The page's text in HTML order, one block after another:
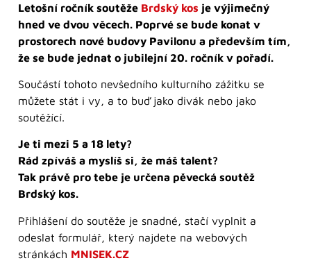
Letošní ročník soutěže Brdský kos je výjimečný
hned ve dvou věcech. Poprvé se bude konat v
prostorech nové budovy Pavilonu a především tím,
že se bude jednat o jubilejní 20. ročník v pořadí.
Součástí tohoto nevšedního kulturního zážitku se
můžete stát i vy, a to buď jako divák nebo jako
soutěžící.
Je ti mezi 5 a 18 lety?
Rád zpíváš a myslíš si, že máš talent?
Tak právě pro tebe je určena pěvecká soutěž
Brdský kos.
Přihlášení do soutěže je snadné, stačí vyplnit a
odeslat formulář, který najdete na webových
stránkách MNISEK.CZ